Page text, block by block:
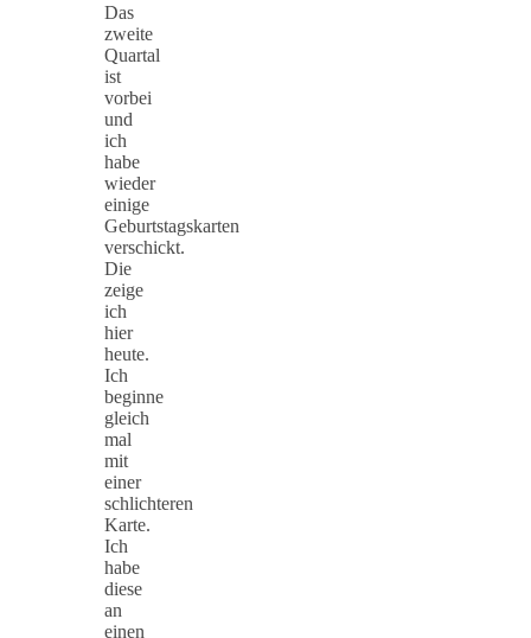
Das
zweite
Quartal
ist
vorbei
und
ich
habe
wieder
einige
Geburtstagskarten
verschickt.
Die
zeige
ich
hier
heute.
Ich
beginne
gleich
mal
mit
einer
schlichteren
Karte.
Ich
habe
diese
an
einen